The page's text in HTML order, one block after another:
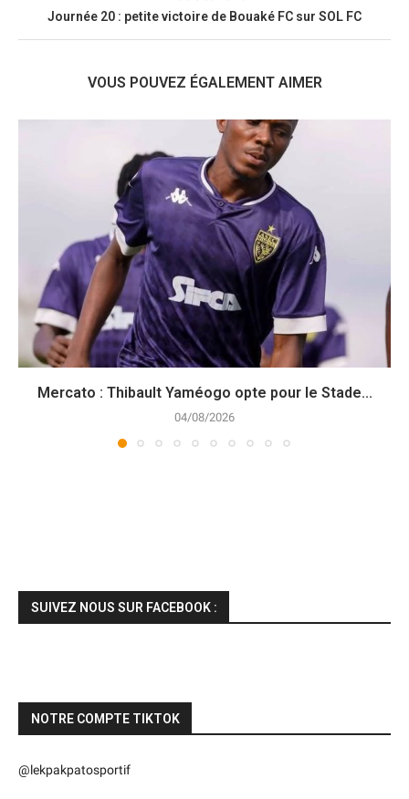
Journée 20 : petite victoire de Bouaké FC sur SOL FC
VOUS POUVEZ ÉGALEMENT AIMER
Mercato : Thibault Yaméogo opte pour le Stade...
04/08/2026
SUIVEZ NOUS SUR FACEBOOK :
NOTRE COMPTE TIKTOK
@lekpakpatosportif